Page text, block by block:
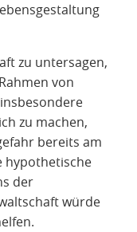
zu untersagen,
von
zu machen,
bereits am
hypothetische
der
würde